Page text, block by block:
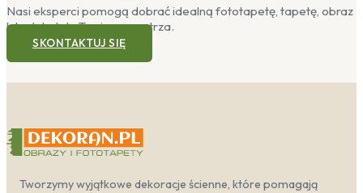
Nasi eksperci pomogą dobrać idealną fototapetę, tapetę, obraz
lub plakat do Twojego wnętrza.
SKONTAKTUJ SIĘ
Tworzymy wyjątkowe dekoracje ścienne, które pomagają